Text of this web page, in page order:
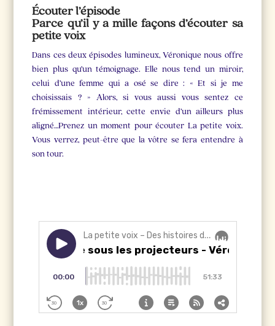
Écouter l’épisode
Parce qu’il y a mille façons d’écouter sa
petite voix
Dans ces deux épisodes lumineux, Véronique nous offre
bien plus qu’un témoignage. Elle nous tend un miroir,
celui d’une femme qui a osé se dire : « Et si je me
choisissais ? » Alors, si vous aussi vous sentez ce
frémissement intérieur, cette envie d’un ailleurs plus
aligné…Prenez un moment pour écouter La petite voix.
Vous verrez, peut-être que la vôtre se fera entendre à
son tour.